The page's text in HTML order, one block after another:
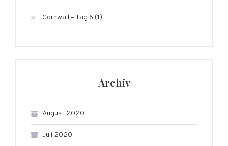
Cornwall – Tag 6 (1)
Archiv
August 2020
Juli 2020